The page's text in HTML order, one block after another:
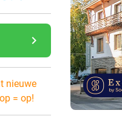
navigate_next
nieuwe
= op!